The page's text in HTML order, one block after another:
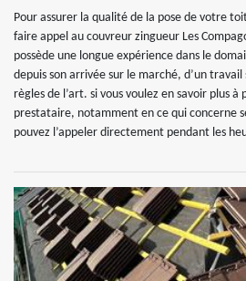
Pour assurer la qualité de la pose de votre
faire appel au couvreur zingueur Les
possède une longue expérience dans le
depuis son arrivée sur le marché, d’un
règles de l’art. si vous voulez en savoir plus à
prestataire, notamment en ce qui concerne
pouvez l’appeler directement pendant les